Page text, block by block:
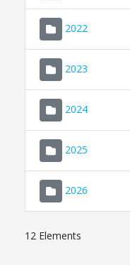
2022
2023
2024
2025
2026
12 Elements